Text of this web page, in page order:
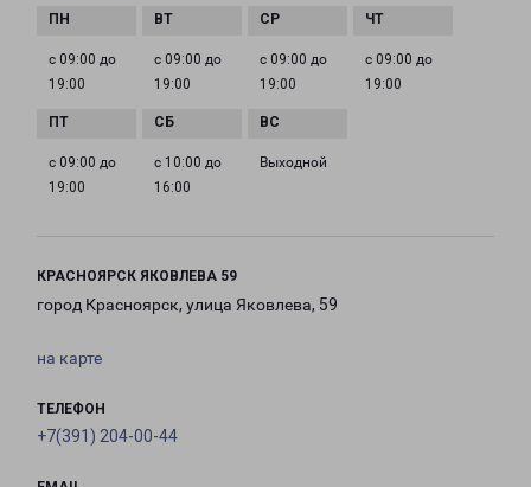
с 09:00 до
19:00
с 09:00 до
19:00
с 09:00 до
19:00
с 09:00 до
19:00
с 09:00 до
19:00
с 10:00 до
16:00
Выходной
КРАСНОЯРСК ЯКОВЛЕВА 59
город Красноярск, улица Яковлева, 59
на карте
ТЕЛЕФОН
+7(391) 204-00-44